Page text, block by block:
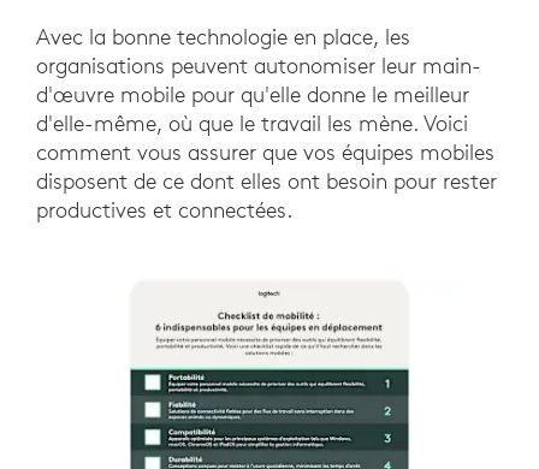
Avec la bonne technologie en place, les
organisations peuvent autonomiser leur main-
d'œuvre mobile pour qu'elle donne le meilleur
d'elle-même, où que le travail les mène. Voici
comment vous assurer que vos équipes mobiles
disposent de ce dont elles ont besoin pour rester
productives et connectées.